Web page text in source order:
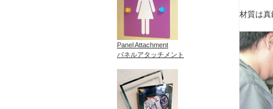
Panel Attachment
パネルアタッチメント
材質は